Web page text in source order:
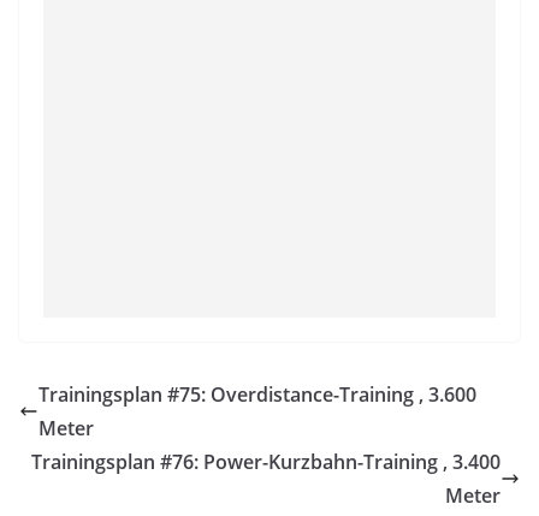
Trainingsplan #75: Overdistance-Training , 3.600
Meter
Trainingsplan #76: Power-Kurzbahn-Training , 3.400
Meter